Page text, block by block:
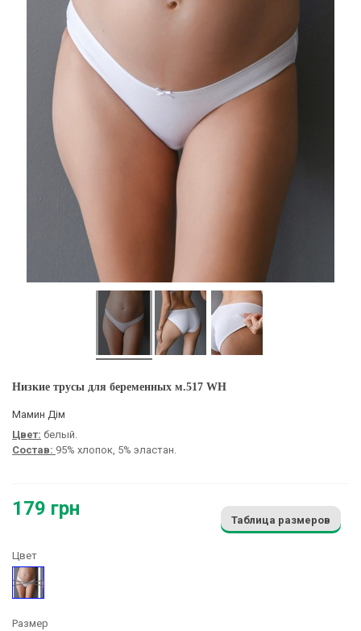
Низкие трусы для беременных м.517 WH
Мамин Дім
Цвет: белый.
Состав: 95% хлопок, 5% эластан.
179 грн
Таблица размеров
Цвет
Белый
Размер